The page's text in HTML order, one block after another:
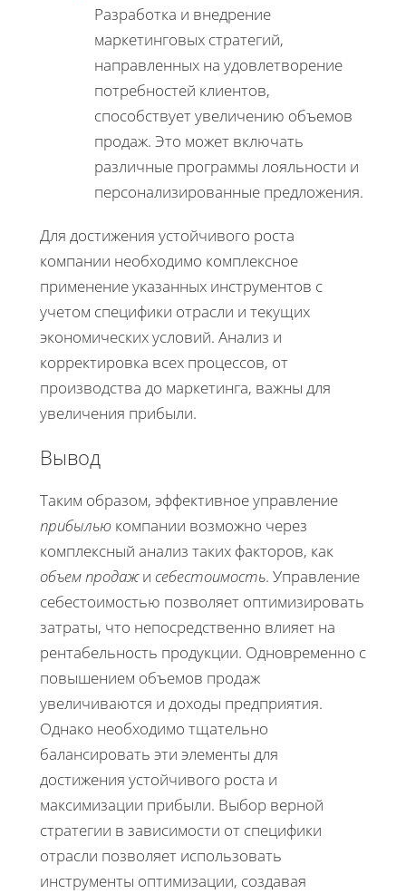
Разработка и внедрение
маркетинговых стратегий,
направленных на удовлетворение
потребностей клиентов,
способствует увеличению объемов
продаж. Это может включать
различные программы лояльности и
персонализированные предложения.
Для достижения устойчивого роста
компании необходимо комплексное
применение указанных инструментов с
учетом специфики отрасли и текущих
экономических условий. Анализ и
корректировка всех процессов, от
производства до маркетинга, важны для
увеличения прибыли.
Вывод
Таким образом, эффективное управление
прибылью компании возможно через
комплексный анализ таких факторов, как
объем продажи себестоимость. Управление
себестоимостью позволяет оптимизировать
затраты, что непосредственно влияет на
рентабельность продукции. Одновременно с
повышением объемов продаж
увеличиваются и доходы предприятия.
Однако необходимо тщательно
балансировать эти элементы для
достижения устойчивого роста и
максимизации прибыли. Выбор верной
стратегии в зависимости от специфики
отрасли позволяет использовать
инструменты оптимизации, создавая